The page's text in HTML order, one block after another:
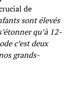
de
sont élevés
qu’à 12-
c’est deux
grands-